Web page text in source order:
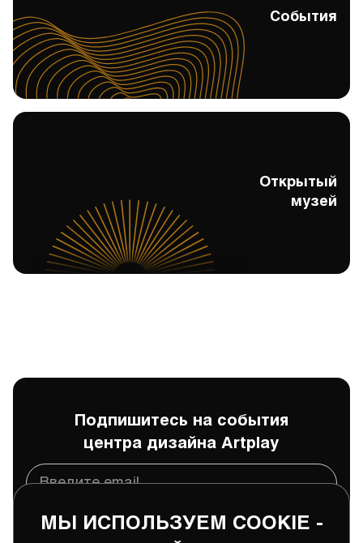
События События
Открытый
музей
Подпишитесь на события
центра дизайна Artplay
МЫ ИСПОЛЬЗУЕМ COOKIE -